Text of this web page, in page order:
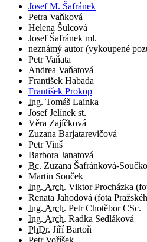
Josef M. Šafránek
Petra Vaňková
Helena Šulcová
Josef Šafránek ml.
neznámý autor (vykoupené
Petr Vaňata
Andrea Vaňatová
František Habada
František Prokop
Ing. Tomáš Lainka
Josef Jelínek st.
Věra Zajíčková
Zuzana Barjatarevičová
Petr Vinš
Barbora Janatová
Bc. Zuzana Šafránková-
Martin Souček
Ing. Arch. Viktor Procházka
Renata Jahodová (fota
Ing. Arch. Petr Chotěbor CSc.
Ing. Arch. Radka Sedláková
PhDr. Jiří Bartoň
Petr Voříšek